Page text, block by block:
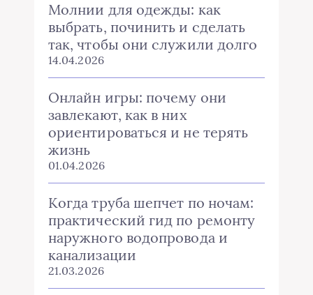
Молнии для одежды: как
выбрать, починить и сделать
так, чтобы они служили долго
14.04.2026
Онлайн игры: почему они
завлекают, как в них
ориентироваться и не терять
жизнь
01.04.2026
Когда труба шепчет по ночам:
практический гид по ремонту
наружного водопровода и
канализации
21.03.2026